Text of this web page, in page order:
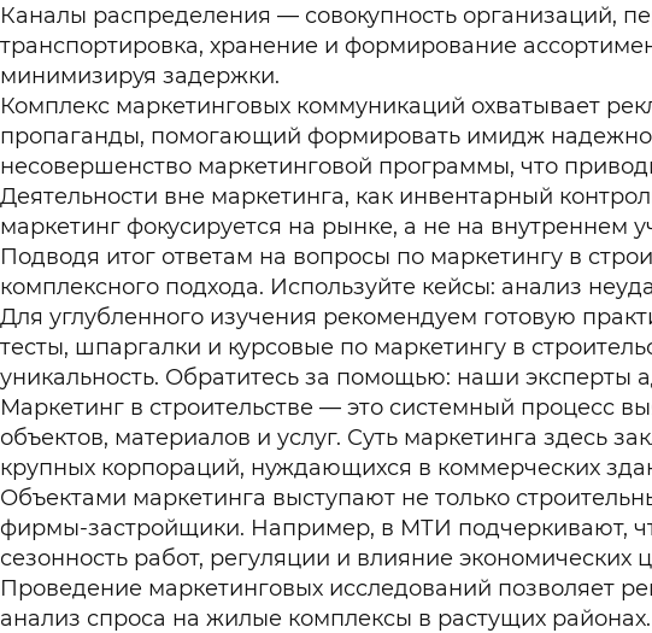
Каналы распределения — совокупность организаций,
транспортировка, хранение и формирование
минимизируя задержки.
Комплекс маркетинговых коммуникаций охватывает
пропаганды, помогающий формировать имидж
несовершенство маркетинговой программы, что
Деятельности вне маркетинга, как инвентарный
маркетинг фокусируется на рынке, а не на внутреннем
Подводя итог ответам на вопросы по маркетингу в
комплексного подхода. Используйте кейсы: анализ
Для углубленного изучения рекомендуем готовую
тесты, шпаргалки и курсовые по маркетингу в
уникальность. Обратитесь за помощью: наши
Маркетинг в строительстве — это системный процесс
объектов, материалов и услуг. Суть маркетинга здесь
крупных корпораций, нуждающихся в коммерческих
Объектами маркетинга выступают не только
фирмы-застройщики. Например, в МТИ подчеркивают,
сезонность работ, регуляции и влияние экономических
Проведение маркетинговых исследований позволяет
анализ спроса на жилые комплексы в растущих